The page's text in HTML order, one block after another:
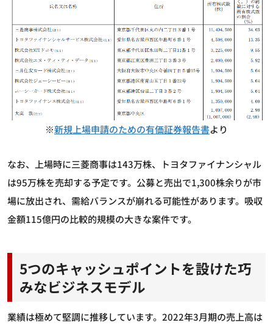
※新規上場申請のための有価証券報告書より
なお、上場時に三菱商事は143万株、トヨタファイナンシャル
は95万株を売却する予定です。公募と売出で1,300株余りが市
場に放出され、需給バランスが崩れる可能性があります。吸収
金額115億円の比較的規模の大きな案件です。
5つのキャッシュポイントを設けた巧
みなビジネスモデル
業績は極めて堅調に推移しています。2022年3月期の売上高は